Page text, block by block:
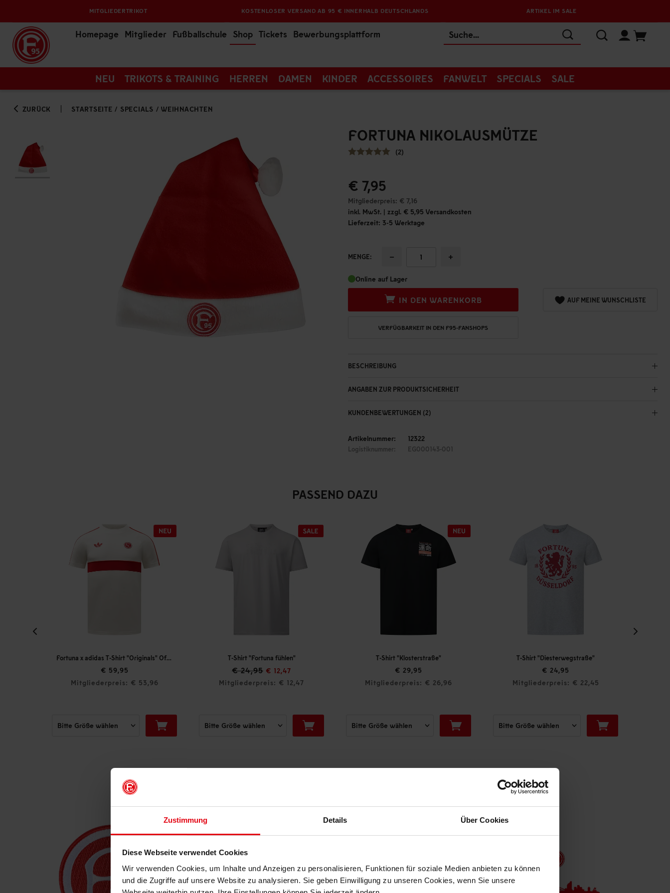
Zustimmung Details Über Cookies
Diese Webseite verwendet Cookies
Wir verwenden Cookies, um Inhalte und Anzeigen zu personalisieren, Funktionen für soziale Medien anbieten zu können
und die Zugriffe auf unsere Website zu analysieren. Sie geben Einwilligung zu unseren Cookies, wenn Sie unsere
MITGLIEDERTRIKOT KOSTENLOSER VERSAND AB 95 € INNERHALB DEUTSCHLANDS ARTIKEL IM SALE
Homepage Mitglieder Fußballschule Shop Tickets Bewerbungsplattform
NEU TRIKOTS & TRAINING HERREN DAMEN KINDER ACCESSOIRES FANWELT SPECIALS SALE
ZURÜCK STARTSEITE / SPECIALS / WEIHNACHTEN
FORTUNA NIKOLAUSMÜTZE
(2)
€ 7,95
Mitgliederpreis: € 7,16
inkl. MwSt. | zzgl. € 5,95 Versandkosten
Lieferzeit: 3-5 Werktage
MENGE: − +
Online auf Lager
IN DEN WARENKORB AUF MEINE WUNSCHLISTE
VERFÜGBARKEIT IN DEN F95-FANSHOPS
BESCHREIBUNG
ANGABEN ZUR PRODUKTSICHERHEIT
KUNDENBEWERTUNGEN (2)
Artikelnummer: 12322
Logistiknummer: EG000143-001
PASSEND DAZU
Fortuna x adidas T-Shirt "Originals" Off-White
€ 59,95
Mitgliederpreis: € 53,96
T-Shirt "Fortuna fühlen"
€ 24,95 € 12,47
Mitgliederpreis: € 12,47
T-Shirt "Klosterstraße"
€ 29,95
Mitgliederpreis: € 26,96
T-Shirt "Diesterwegstraße"
€ 24,95
Mitgliederpreis: € 22,45